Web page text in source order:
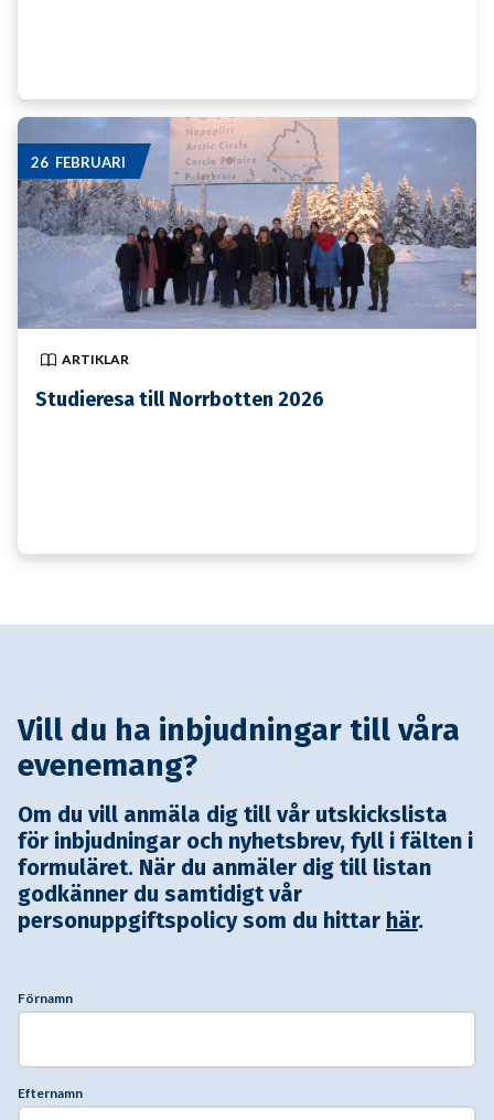
26 FEBRUARI
ARTIKLAR
Studieresa till Norrbotten 2026
Vill du ha inbjudningar till våra
evenemang?
Om du vill anmäla dig till vår utskickslista
för inbjudningar och nyhetsbrev, fyll i fälten i
formuläret. När du anmäler dig till listan
godkänner du samtidigt vår
personuppgiftspolicy som du hittar här.
Förnamn
Efternamn